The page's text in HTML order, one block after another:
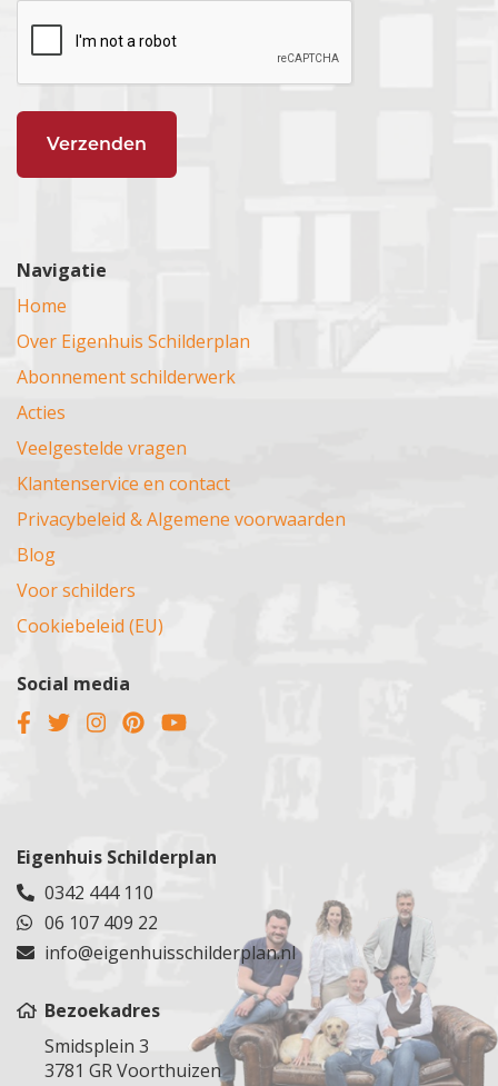
Navigatie
Home
Over Eigenhuis Schilderplan
Abonnement schilderwerk
Acties
Veelgestelde vragen
Klantenservice en contact
Privacybeleid & Algemene voorwaarden
Blog
Voor schilders
Cookiebeleid (EU)
Social media
Eigenhuis Schilderplan
0342 444 110
06 107 409 22
info@eigenhuisschilderplan.nl
Bezoekadres
Smidsplein 3
3781 GR Voorthuizen